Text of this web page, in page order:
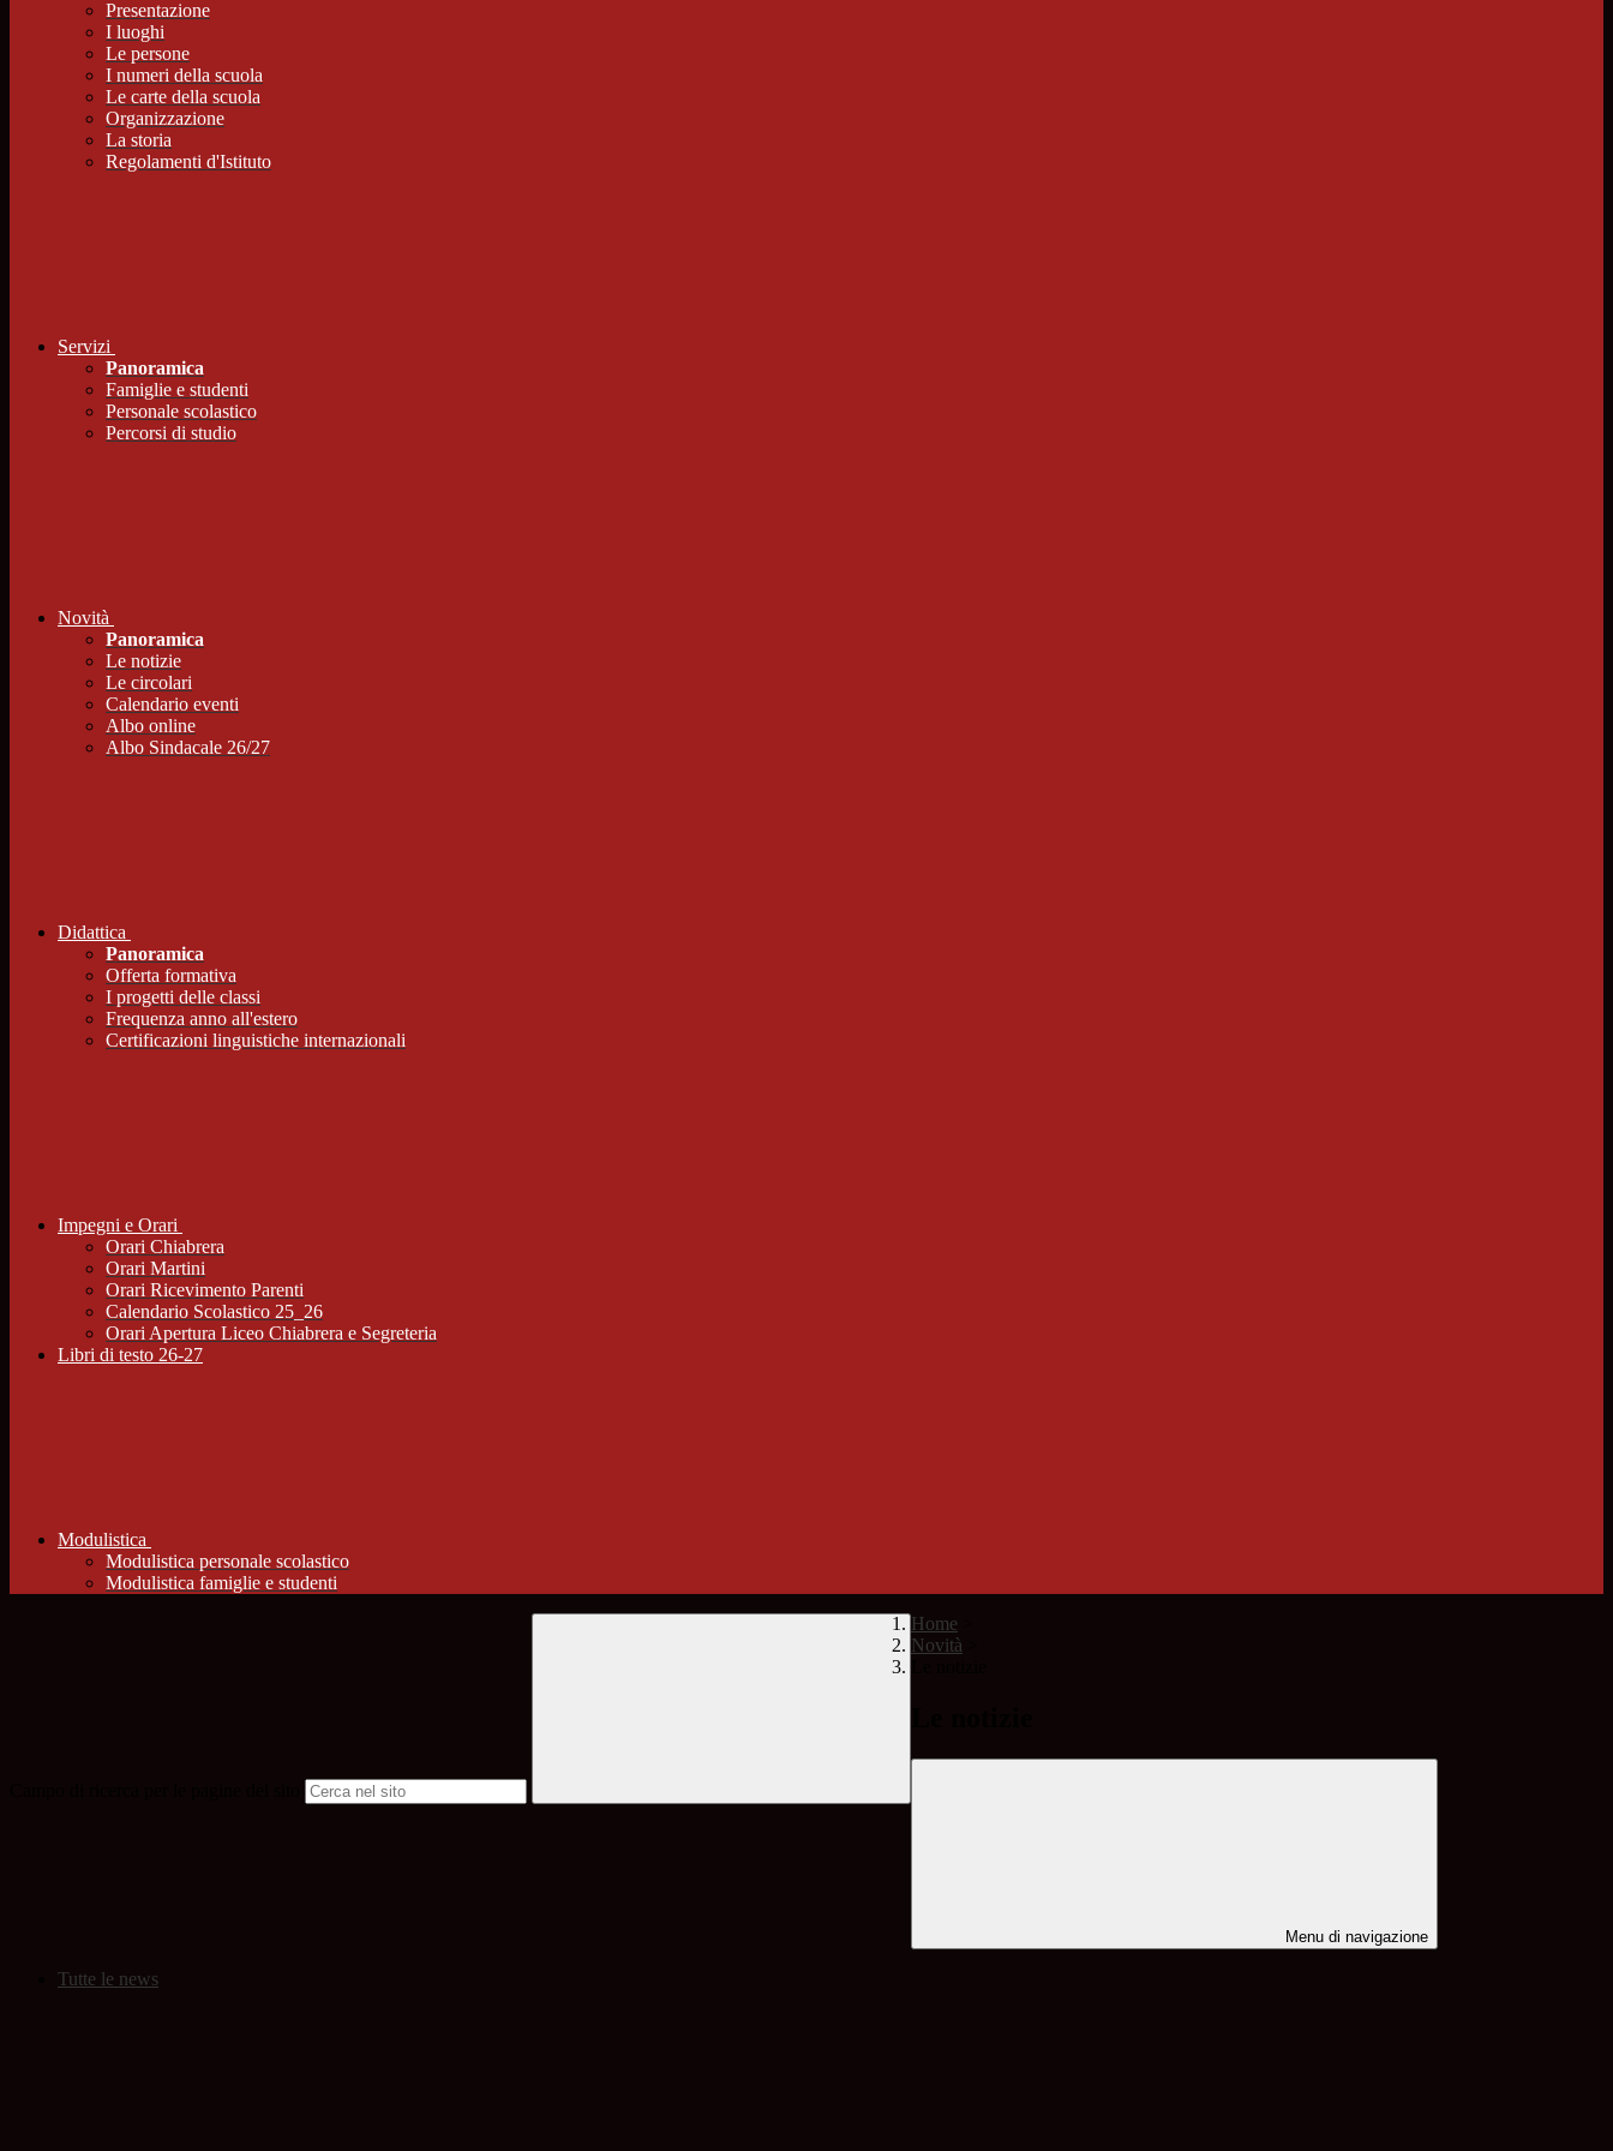
Presentazione
I luoghi
Le persone
I numeri della scuola
Le carte della scuola
Organizzazione
La storia
Regolamenti d'Istituto
Servizi
Panoramica
Famiglie e studenti
Personale scolastico
Percorsi di studio
Novità
Panoramica
Le notizie
Le circolari
Calendario eventi
Albo online
Albo Sindacale 26/27
Didattica
Panoramica
Offerta formativa
I progetti delle classi
Frequenza anno all'estero
Certificazioni linguistiche internazionali
Impegni e Orari
Orari Chiabrera
Orari Martini
Orari Ricevimento Parenti
Calendario Scolastico 25_26
Orari Apertura Liceo Chiabrera e Segreteria
Libri di testo 26-27
Modulistica
Modulistica personale scolastico
Modulistica famiglie e studenti
Home
Novità
Menu di navigazione
Tutte le news